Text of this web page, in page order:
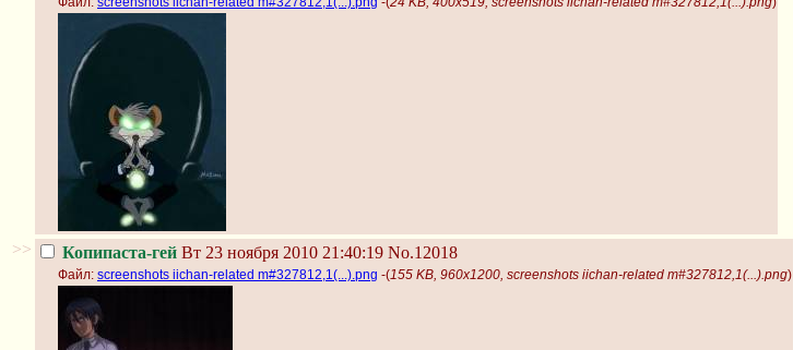
>> Копипаста-гей Вт 23 ноября 2010 21:40:19 No.12018
Файл: screenshots iichan-related m#327812,1(...).png -(155 KB, 960x1200, screenshots iichan-related m#327812,1(...).png)